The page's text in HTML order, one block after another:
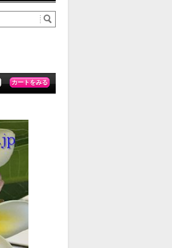
カートをみる